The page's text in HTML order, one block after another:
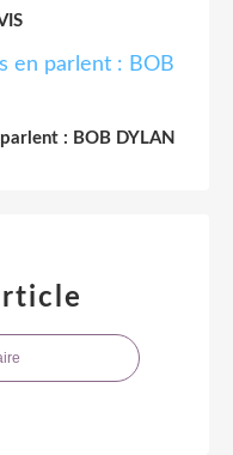
: BOB DYLAN